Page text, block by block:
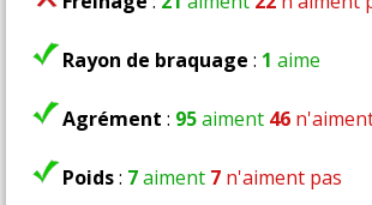
voiture sur voie rapide et
et la consommation n'est pas
pour l’autoroute.
Liste des rappels constructeurs :
Rayon de braquage : 1 aime
Agrément : 95aiment 46
Poids: 7aiment 7 n'aiment pas